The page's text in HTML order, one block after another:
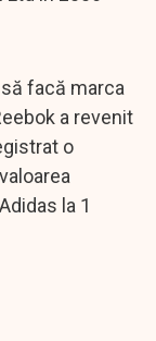
facă marca
a revenit
o
la 1